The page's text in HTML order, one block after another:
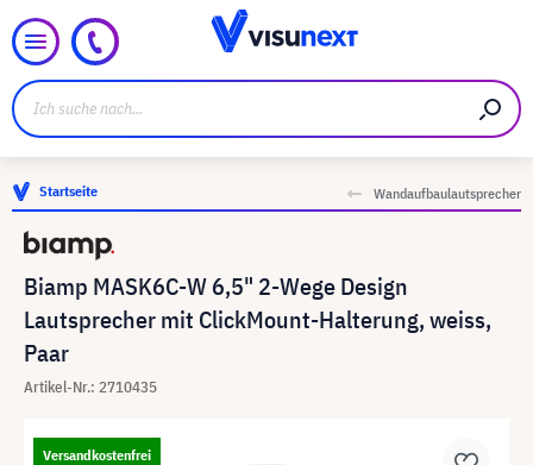
Startseite Wandaufbaulautsprecher
Biamp MASK6C-W 6,5" 2-Wege Design
Lautsprecher mit ClickMount-Halterung, weiss,
Paar
Artikel-Nr.: 2710435
Versandkostenfrei